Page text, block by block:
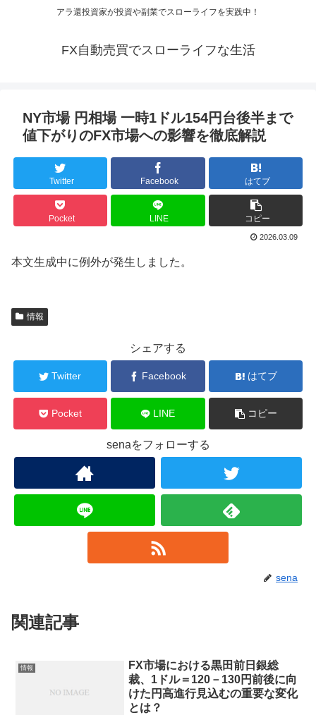
アラ還投資家が投資や副業でスローライフを実践中！
FX自動売買でスローライフな生活
NY市場 円相場 一時1ドル154円台後半まで
値下がりのFX市場への影響を徹底解説
Twitter Facebook はてブ
Pocket LINE コピー
2026.03.09
本文生成中に例外が発生しました。
情報
シェアする
Twitter Facebook はてブ
Pocket LINE コピー
senaをフォローする
sena
関連記事
情報
FX市場における黒田前日銀総
裁、1ドル＝120－130円前後に向
けた円高進行見込むの重要な変化
とは？